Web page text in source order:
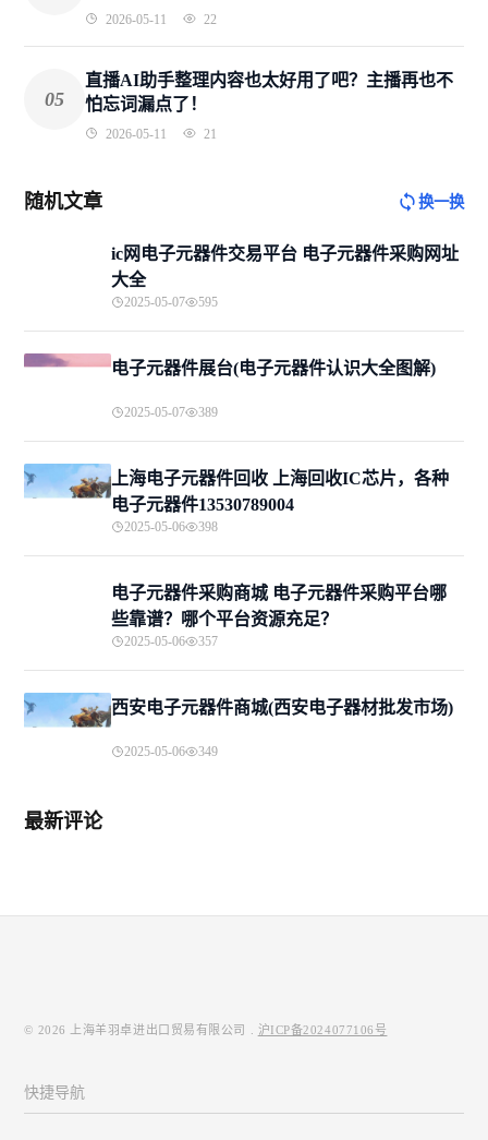
2026-05-11 22
05
直播AI助手整理内容也太好用了吧？主播再也不
怕忘词漏点了！
2026-05-11 21
随机文章 换一换
ic网电子元器件交易平台 电子元器件采购网址
大全
2025-05-07 595
电子元器件展台(电子元器件认识大全图解)
2025-05-07 389
上海电子元器件回收 上海回收IC芯片，各种
电子元器件13530789004
2025-05-06 398
电子元器件采购商城 电子元器件采购平台哪
些靠谱？哪个平台资源充足？
2025-05-06 357
西安电子元器件商城(西安电子器材批发市场)
2025-05-06 349
最新评论
© 2026 上海羊羽卓进出口贸易有限公司 沪ICP备2024077106号
快捷导航